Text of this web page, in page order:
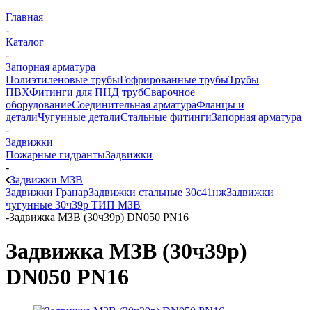
Главная
-
Каталог
-
Запорная арматура
Полиэтиленовые трубыГофрированные трубыТрубы
ПВХФитинги для ПНД трубСварочное
оборудованиеСоединительная арматураФланцы и
деталиЧугунные деталиСтальные фитингиЗапорная арматура
-
Задвижки
Пожарные гидрантыЗадвижки
-
Задвижки МЗВ
Задвижки ГранарЗадвижки стальные 30с41нжЗадвижки
чугунные 30ч39р ТИП МЗВ
-Задвижка МЗВ (30ч39р) DN050 PN16
Задвижка МЗВ (30ч39р)
DN050 PN16